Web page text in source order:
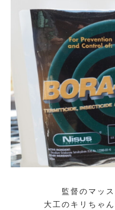
監督のマッ
大工のキリちゃ